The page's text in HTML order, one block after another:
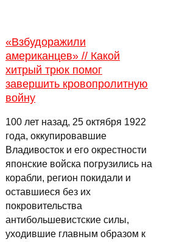
«Взбудоражили
американцев» // Какой
хитрый трюк помог
завершить кровопролитную
войну
100 лет назад, 25 октября 1922
года, оккупировавшие
Владивосток и его окрестности
японские войска погрузились на
корабли, регион покидали и
оставшиеся без их
покровительства
антибольшевистские силы,
уходившие главным образом к